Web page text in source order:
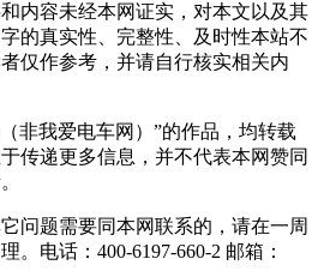
内容未经本网证实，对本文以及其
的真实性、完整性、及时性本站不
仅作参考，并请自行核实相关内
非我爱电车网）”的作品，均转载
传递更多信息，并不代表本网赞同
问题需要同本网联系的，请在一周
。电话：400-6197-660-2 邮箱：